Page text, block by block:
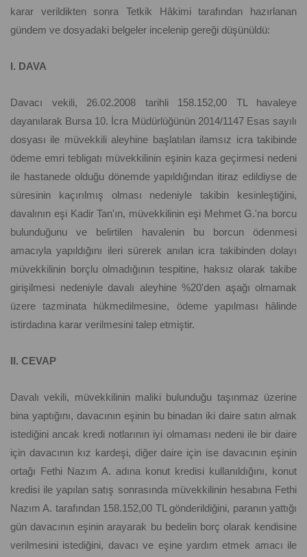
karar verildikten sonra Tetkik Hâkimi tarafından hazırlanan
gündem ve dosyadaki belgeler incelenip gereği düşünüldü:
I. DAVA
Davacı vekili, 26.02.2008 tarihli 158.152,00 TL havaleye
dayanılarak Bursa 10. İcra Müdürlüğünün 2014/1147 Esas sayılı
dosyası ile müvekkili aleyhine başlatılan ilamsız icra takibinde
ödeme emri tebligatı müvekkilinin eşinin kaza geçirmesi nedeni
ile hastanede olduğu dönemde yapıldığından itiraz edildiyse de
süresinin kaçırılmış olması nedeniyle takibin kesinleştiğini,
davalının eşi Kadir Tan'ın, müvekkilinin eşi Mehmet G.'na borcu
bulunduğunu ve belirtilen havalenin bu borcun ödenmesi
amacıyla yapıldığını ileri sürerek anılan icra takibinden dolayı
müvekkilinin borçlu olmadığının tespitine, haksız olarak takibe
girişilmesi nedeniyle davalı aleyhine %20'den aşağı olmamak
üzere tazminata hükmedilmesine, ödeme yapılması hâlinde
istirdadına karar verilmesini talep etmiştir.
II. CEVAP
Davalı vekili, müvekkilinin maliki bulunduğu taşınmaz üzerine
bina yaptığını, davacının eşinin bu binadan iki daire satın almak
istediğini ancak kredi notlarının iyi olmaması nedeni ile bir daire
için davacının kız kardeşi, diğer daire için ise davacının eşinin
ortağı Fethi Nazım A. adına konut kredisi kullanıldığını, konut
kredisi ile yapılan satış sonrasında müvekkilinin hesabına Fethi
Nazım A. tarafından 158.152,00 TL gönderildiğini, paranın yattığı
gün davacının eşinin arayarak bu bedelin borç olarak kendisine
verilmesini istediğini, davacı ve eşine yardım etmek amacı ile